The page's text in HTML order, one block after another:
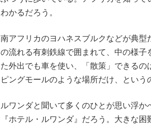
わかるだろう。
南アフリカのヨハネスブルクなどが典
の流れる有刺鉄線で囲まれて、中の様
た外出でも車を使い、「散策」できる
ピングモールのような場所だけ、という
ルワンダと聞いて多くのひとが思い浮
『ホテル・ルワンダ』だろう。大きな